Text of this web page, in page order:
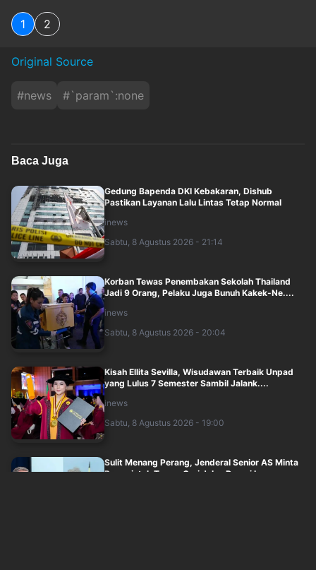
1 2
Original Source
#news #`param`:none
Baca Juga
Gedung Bapenda DKI Kebakaran, Dishub
Pastikan Layanan Lalu Lintas Tetap Normal
inews
Sabtu, 8 Agustus 2026 - 21:14
Korban Tewas Penembakan Sekolah Thailand
Jadi 9 Orang, Pelaku Juga Bunuh Kakek-Ne....
inews
Sabtu, 8 Agustus 2026 - 20:04
Kisah Ellita Sevilla, Wisudawan Terbaik Unpad
yang Lulus 7 Semester Sambil Jalank....
inews
Sabtu, 8 Agustus 2026 - 19:00
Sulit Menang Perang, Jenderal Senior AS Minta
Pemerintah Trump Cari Jalan Damai L....